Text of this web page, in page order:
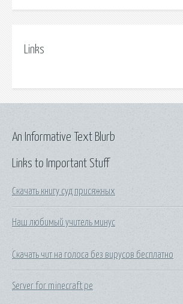
Links
Links to Important Stuff
Скачать книгу суд присяжных
Наш любимый учитель минус
Скачать чит на голоса без вирусов бесплатно
Server for minecraft pe
An Informative Text Blurb